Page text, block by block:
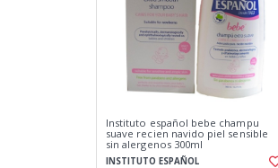
Instituto español bebe champu
suave recien navido piel sensible
sin alergenos 300ml
INSTITUTO ESPAÑOL